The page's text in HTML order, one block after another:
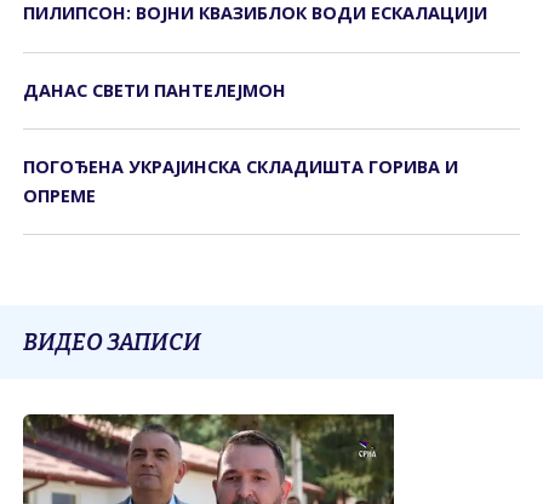
ПИЛИПСОН: ВОЈНИ КВАЗИБЛОК ВОДИ ЕСКАЛАЦИЈИ
ДАНАС СВЕTИ ПАНTЕЛЕЈМОН
ПОГОЂЕНА УКРАЈИНСКА СКЛАДИШТА ГОРИВА И
ОПРЕМЕ
ВИДЕО ЗАПИСИ